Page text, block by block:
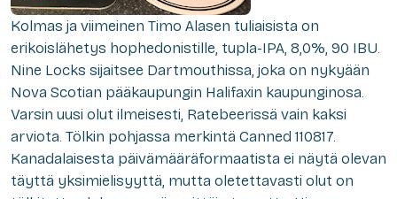
Kolmas ja viimeinen Timo Alasen tuliaisista on
erikoislähetys hophedonistille, tupla-IPA, 8,0%, 90 IBU.
Nine Locks sijaitsee Dartmouthissa, joka on nykyään
Nova Scotian pääkaupungin Halifaxin kaupunginosa.
Varsin uusi olut ilmeisesti, Ratebeerissä vain kaksi
arviota. Tölkin pohjassa merkintä Canned 110817.
Kanadalaisesta päivämääräformaatista ei näytä olevan
täyttä yksimielisyyttä, mutta oletettavasti olut on